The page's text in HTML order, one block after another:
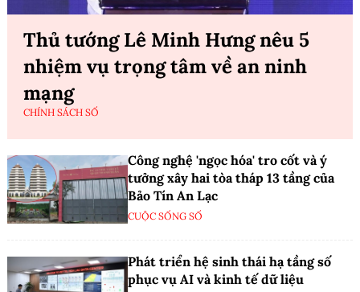
Thủ tướng Lê Minh Hưng nêu 5
nhiệm vụ trọng tâm về an ninh
mạng
CHÍNH SÁCH SỐ
Công nghệ 'ngọc hóa' tro cốt và ý
tưởng xây hai tòa tháp 13 tầng của
Bảo Tín An Lạc
CUỘC SỐNG SỐ
Phát triển hệ sinh thái hạ tầng số
phục vụ AI và kinh tế dữ liệu